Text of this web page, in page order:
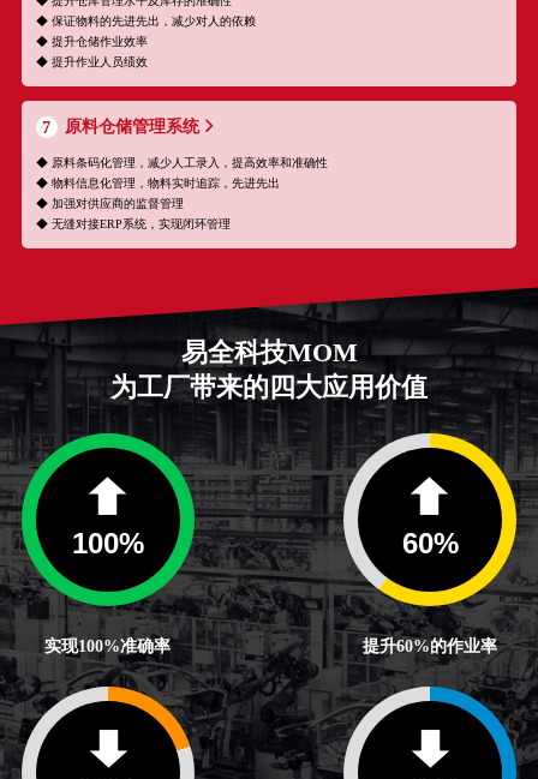
◆ 保证物料的先进先出，减少对人的依赖
◆ 提升仓储作业效率
◆ 提升作业人员绩效
7 原料仓储管理系统
◆ 原料条码化管理，减少人工录入，提高效率和准确性
◆ 物料信息化管理，物料实时追踪，先进先出
◆ 加强对供应商的监督管理
◆ 无缝对接ERP系统，实现闭环管理
易全科技MOM
为工厂带来的四大应用价值
100%
实现100%准确率
60%
提升60%的作业率